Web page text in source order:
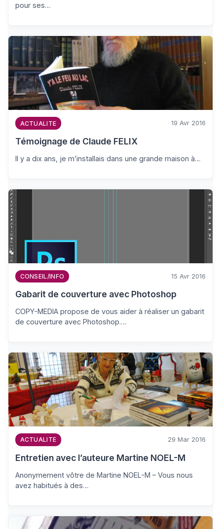
pour ses…
ACTUALITE 19 Avr 2016
Témoignage de Claude FELIX
Il y a dix ans, je m’installais dans une grande maison à…
CONSEIL/INFO 15 Avr 2016
Gabarit de couverture avec Photoshop
COPY-MEDIA propose de vous aider à réaliser un gabarit
de couverture avec Photoshop.…
ACTUALITE 29 Mar 2016
Entretien avec l’auteure Martine NOEL-M
Anonymement vôtre de Martine NOEL-M – Vous nous
avez habitués à des…